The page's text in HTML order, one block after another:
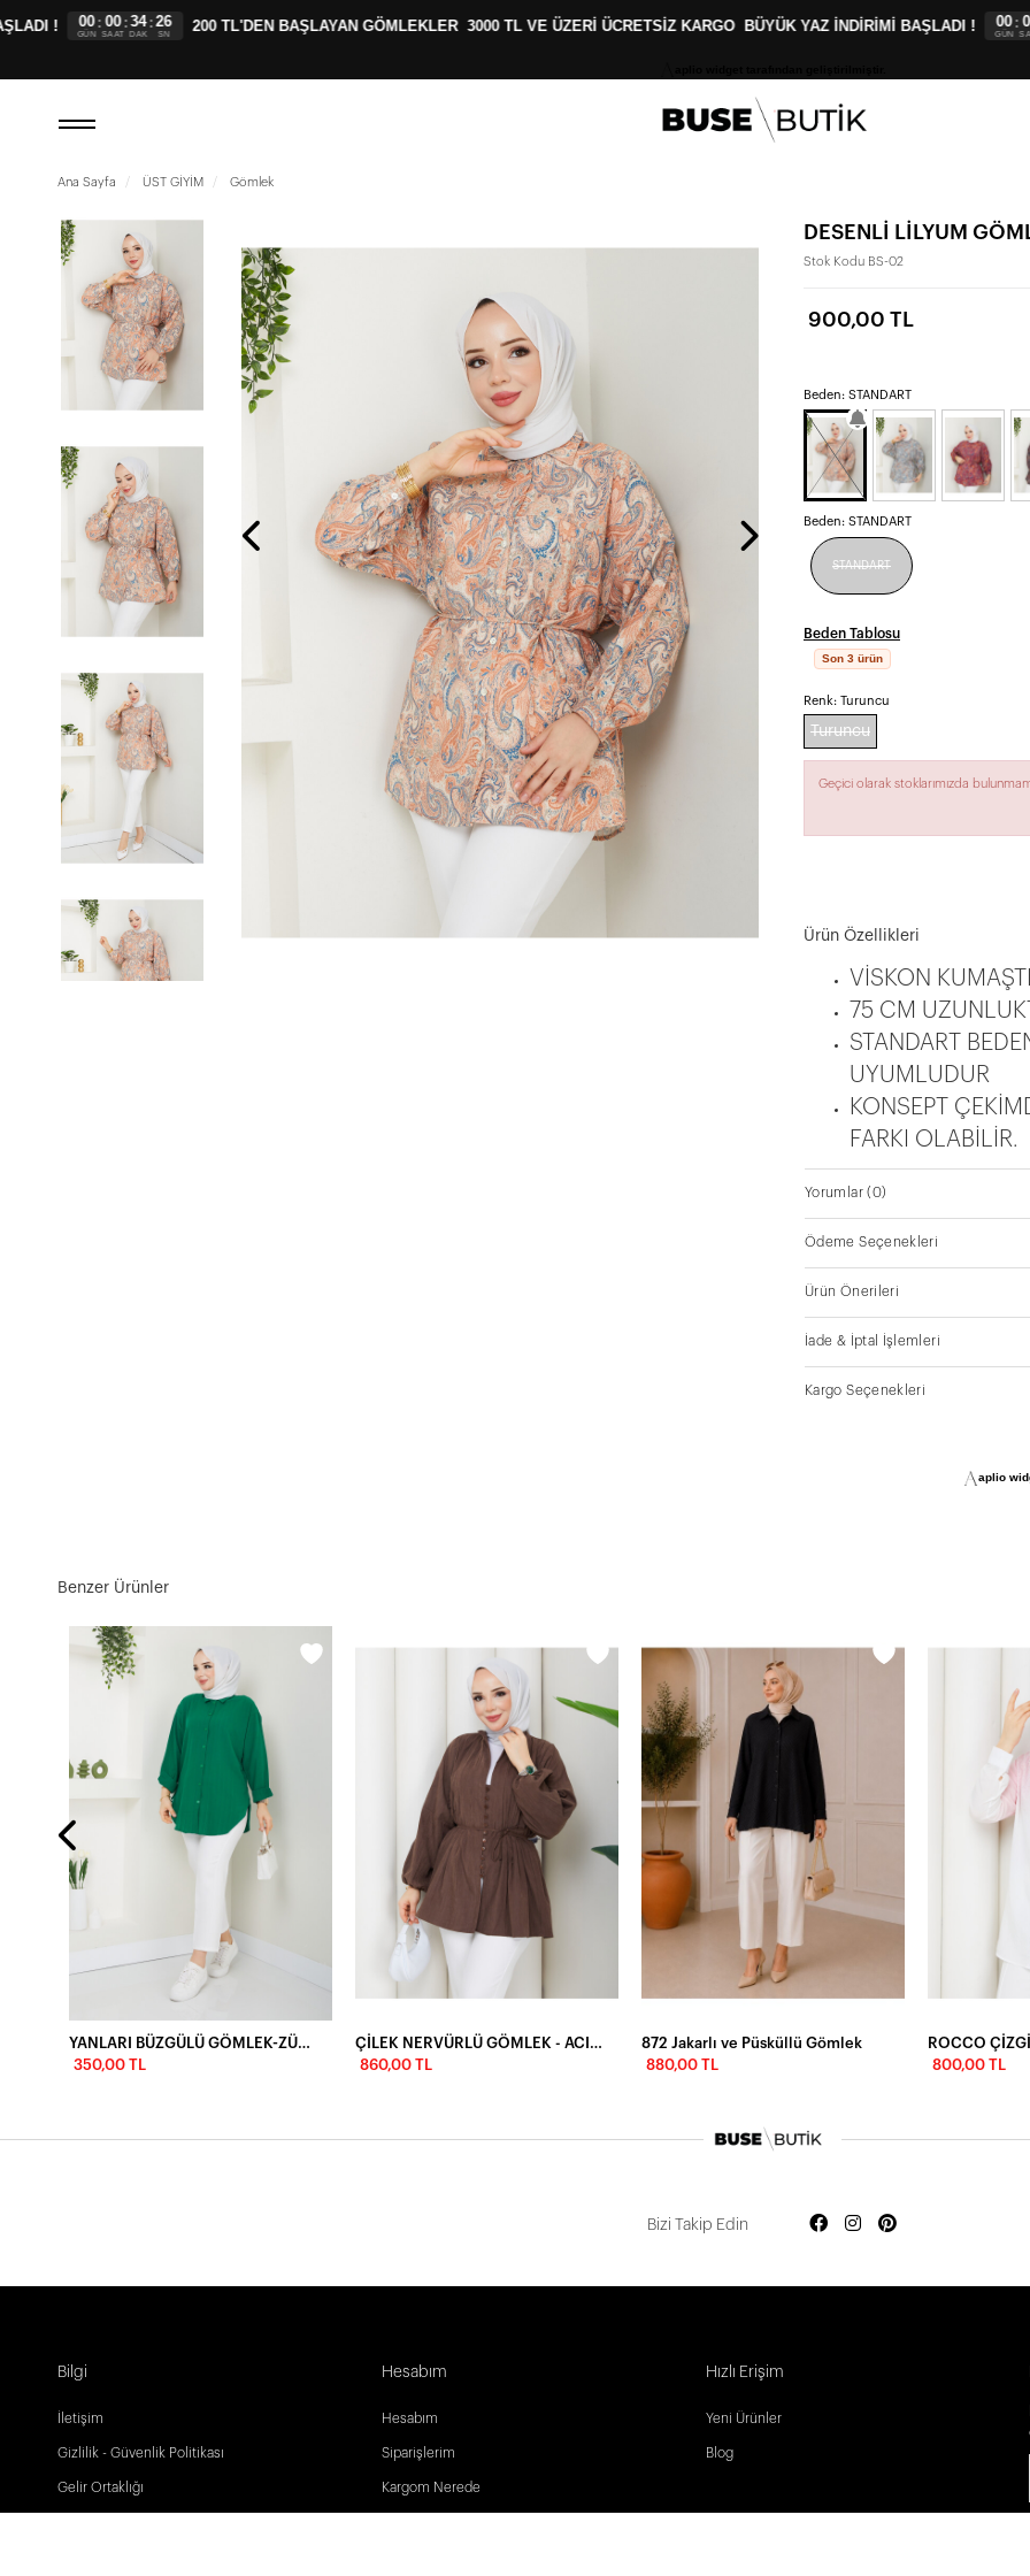
! 00 00
SAAT
: 34
DAK
:25
SN 200 TL'DEN BAŞLAYAN GÖMLEKLER 3000 TL VE ÜZERİ ÜCRETSİZ KARGO BÜYÜK YAZ İNDİRİMİ BAŞLADI ! 00 00
SAAT
:
Ana Sayfa ÜST GİYİM Gömlek
DESENLİ LİLYUM
Stok Kodu BS-02
900,00 TL
Beden: STANDART
Beden: STANDART
STANDART
Beden Tablosu
Son 3 ürün
Renk: Turuncu
Turuncu
Ürün Özellikleri
VİSKON
75 CM
STANDART
UYUMLUDUR
KONSEPT
FARKI OLABİLİR.
Yorumlar(0)
Ödeme Seçenekleri
Ürün Önerileri
İade & İptal İşlemleri
Benzer Ürünler
YANLARI BÜZGÜLÜ GÖMLEK-ZÜMRÜT YEŞİLİ
350,00 TL
ÇİLEK NERVÜRLÜ GÖMLEK - ACI KAHVE
860,00 TL
872 Jakarlı ve Püsküllü Gömlek
880,00 TL
800,00 TL
Bizi Takip Edin
Bilgi
İletişim
Gizlilik - Güvenlik Politikası
Gelir Ortaklığı
Hesabım
Hesabım
Siparişlerim
Kargom Nerede
Hızlı Erişim
Yeni Ürünler
Blog